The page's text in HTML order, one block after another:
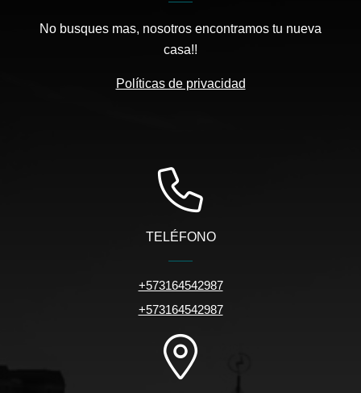
No busques mas, nosotros encontramos tu nueva
casa!!
Políticas de privacidad
TELÉFONO
+573164542987
+573164542987